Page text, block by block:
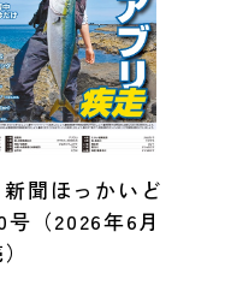
聞ほっかいど
号（2026年6月